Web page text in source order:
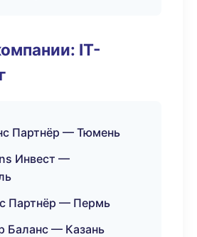
IT-
Партнёр — Тюмень
Инвест —
Партнёр — Пермь
Баланс — Казань